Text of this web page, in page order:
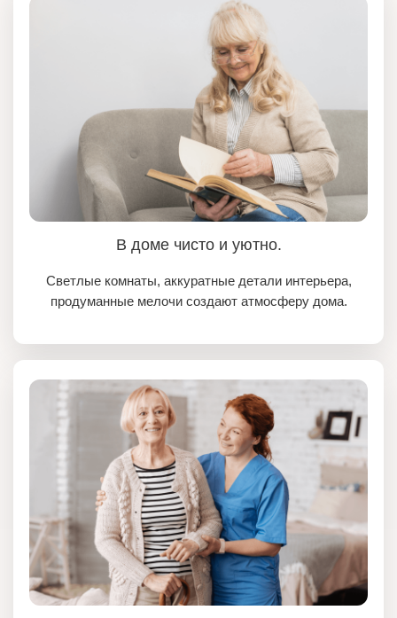
В доме чисто и уютно.
Светлые комнаты, аккуратные детали интерьера,
продуманные мелочи создают атмосферу дома.